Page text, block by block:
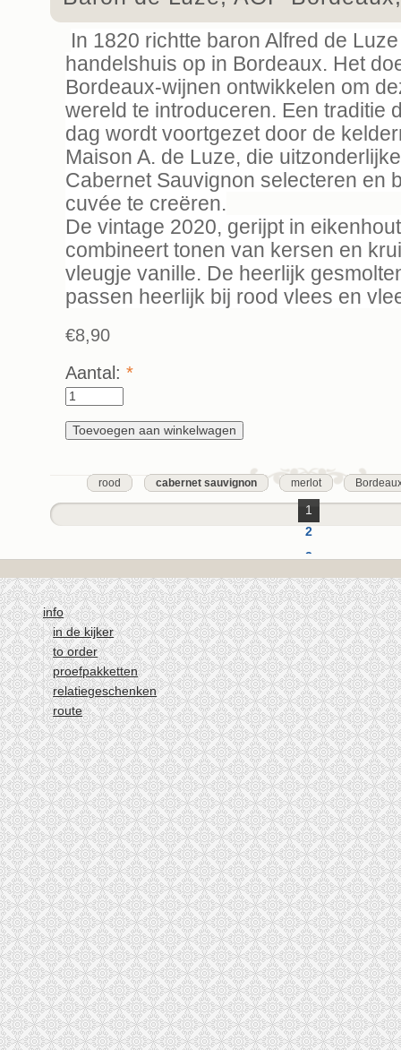
In 1820 richtte baron Alfred de
handelshuis op in Bordeaux. Het
Bordeaux-wijnen ontwikkelen om
wereld te introduceren. Een traditie
dag wordt voortgezet door de
Maison A. de Luze, die
Cabernet Sauvignon selecteren en
cuvée te creëren.
De vintage 2020, gerijpt in
combineert tonen van kersen en
vleugje vanille. De heerlijk
passen heerlijk bij rood vlees en
€8,90
Aantal: *
rood cabernet sauvignon merlot
1
2
3
4
5
volgende ›
laatste »
info
in de kijker
to order
proefpakketten
relatiegeschenken
route